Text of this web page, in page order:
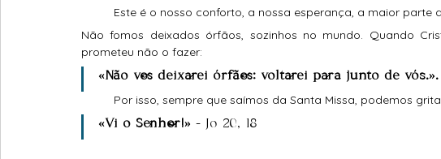
Este é o nosso conforto, a nossa esperança, a maior parte
Não fomos deixados órfãos, sozinhos no mundo. Quando
prometeu não o fazer:
«Não vos deixarei órfãos: voltarei para junto de vós.».
Por isso, sempre que saímos da Santa Missa, podemos
«Vi o Senhor!» - Jo 20, 18